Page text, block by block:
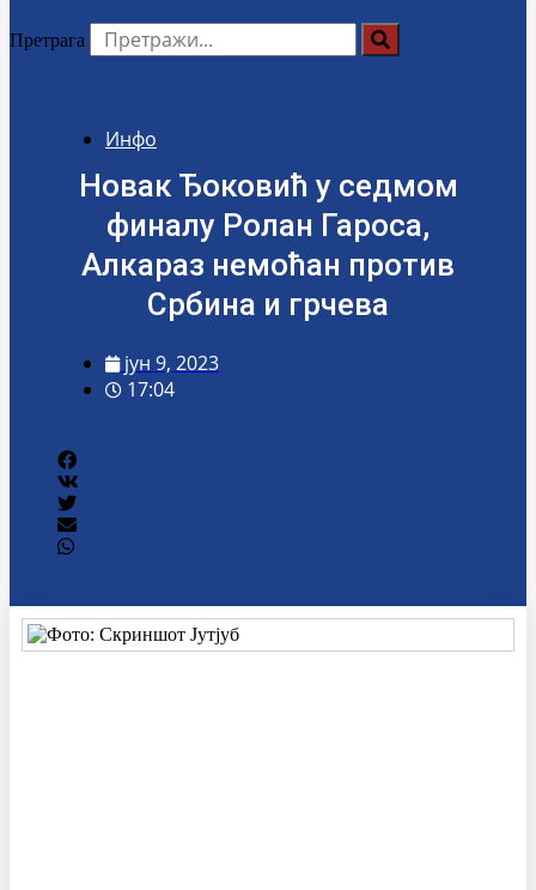
Претрага
Инфо
Новак Ђоковић у седмом
финалу Ролан Гароса,
Алкараз немоћан против
Србина и грчева
јун 9, 2023
17:04